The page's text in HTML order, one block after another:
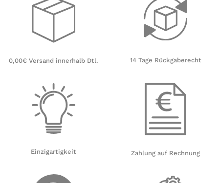
0,00€ Versand innerhalb Dtl.
Einzigartigkeit
14 Tage Rückgaberecht
Zahlung auf Rechnung